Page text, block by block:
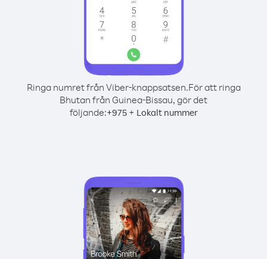
Ringa numret från Viber-knappsatsen.För att ringa
Bhutan från Guinea-Bissau, gör det
följande:+975+ Lokalt nummer